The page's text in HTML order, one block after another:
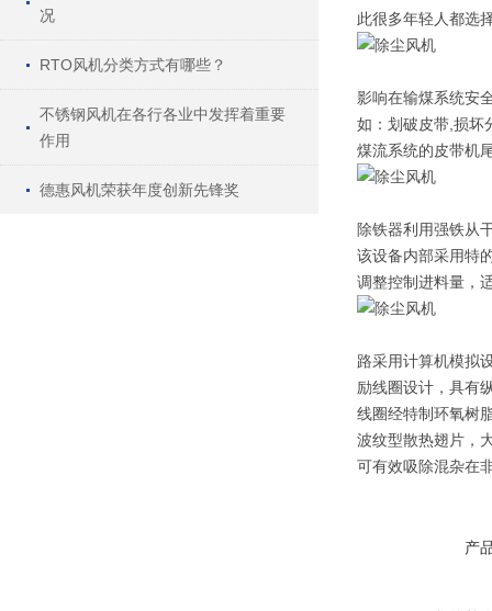
况
RTO风机分类方式有哪些？
不锈钢风机在各行各业中发挥着重要
作用
德惠风机荣获年度创新先锋奖
此很多年轻人都选
影响在输煤系统安
如：划破皮带,损坏
煤流系统的皮带机
除铁器利用强铁从
该设备内部采用特
调整控制进料量，
路采用计算机模拟
励线圈设计，具有
线圈经特制环氧树
波纹型散热翅片，
可有效吸除混杂在
产